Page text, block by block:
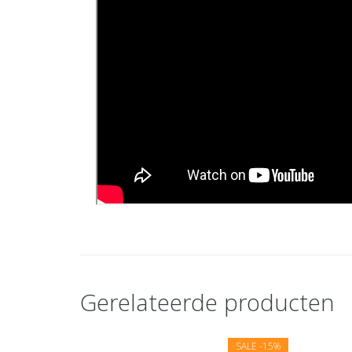
Gerelateerde producten
SALE -15%